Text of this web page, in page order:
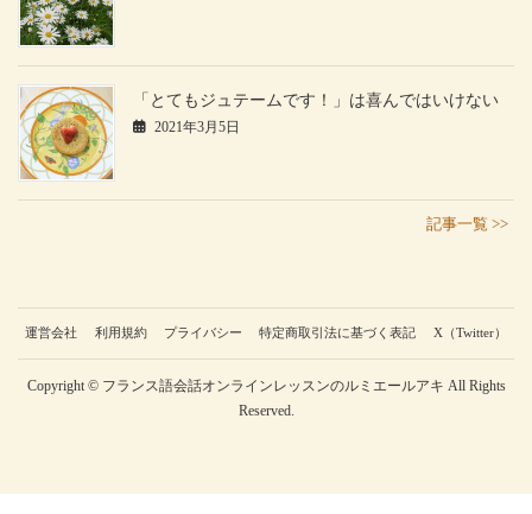
「とてもジュテームです！」は喜んではいけない
2021年3月5日
記事一覧 >>
運営会社 利用規約 プライバシー 特定商取引法に基づく表記 X（Twitter）
Copyright © フランス語会話オンラインレッスンのルミエールアキ All Rights
Reserved.